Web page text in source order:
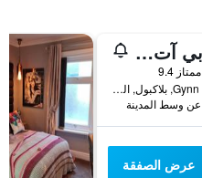
إيه آند بي آت ذا شيرون هاوس
ممتاز 9.4
21 Gynn Avenue, بلاكبول, المملكة المتحدة
عرض الصفقة